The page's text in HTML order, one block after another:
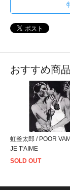
おすすめ商品
虹釜太郎 / POOR
JE T'AIME
SOLD OUT